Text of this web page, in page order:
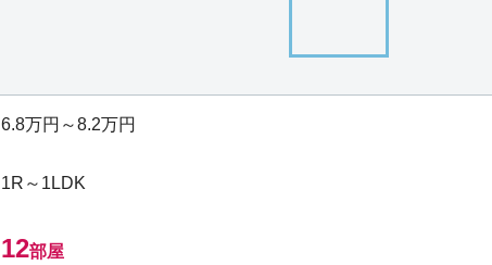
6.8万円～8.2万円
1R～1LDK
12部屋